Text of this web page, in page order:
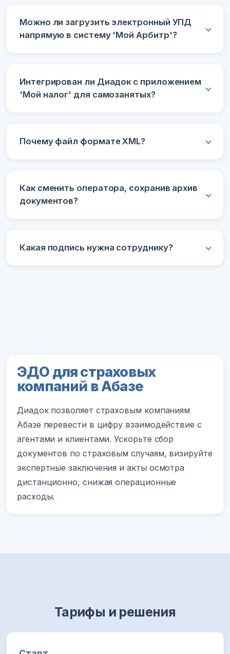
Можно ли загрузить электронный УПД
напрямую в систему 'Мой Арбитр'?
Интегрирован ли Диадок с приложением
'Мой налог' для самозанятых?
Почему файл формате XML?
Как сменить оператора, сохранив архив
документов?
Какая подпись нужна сотруднику?
ЭДО для страховых
компаний в Абазе
Диадок позволяет страховым компаниям
Абазе перевести в цифру взаимодействие с
агентами и клиентами. Ускорьте сбор
документов по страховым случаям, визируйте
экспертные заключения и акты осмотра
дистанционно, снижая операционные
расходы.
Тарифы и решения